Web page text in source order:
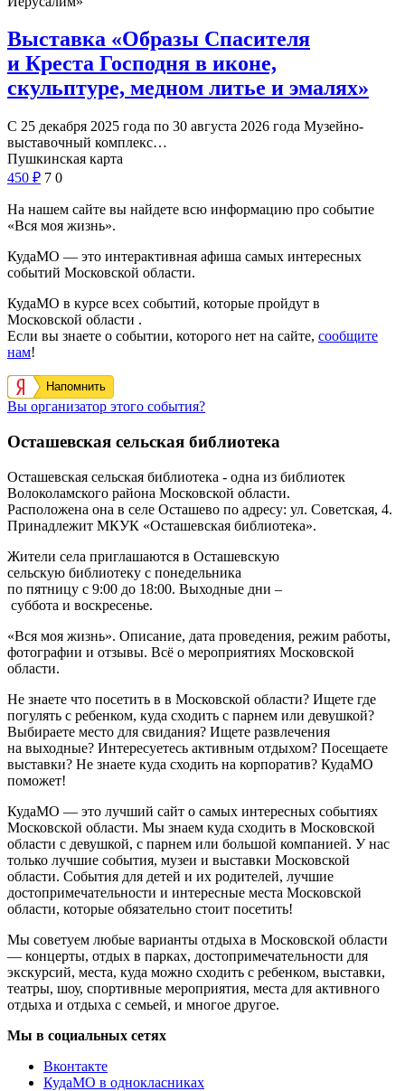
Выставка «Образы Спасителя
и Креста Господня в иконе,
скульптуре, медном литье и эмалях»
С 25 декабря 2025 года по 30 августа 2026 года Музейно-
выставочный комплекс…
Пушкинская карта
450 ₽ 7 0
На нашем сайте вы найдете всю информацию про событие
«Вся моя жизнь».
КудаМО — это интерактивная афиша самых интересных
событий Московской области.
КудаМО в курсе всех событий, которые пройдут в
Московской области .
Если вы знаете о событии, которого нет на сайте, сообщите
нам!
Напомнить
Вы организатор этого события?
Осташевская сельская библиотека
Осташевская сельская библиотека - одна из библиотек
Волоколамского района Московской области.
Расположена она в селе Осташево по адресу: ул. Советская, 4.
Принадлежит МКУК «Осташевская библиотека».
Жители села приглашаются в Осташевскую
сельскую библиотеку с понедельника
по пятницу с 9:00 до 18:00. Выходные дни –
суббота и воскресенье.
«Вся моя жизнь». Описание, дата проведения, режим работы,
фотографии и отзывы. Всё о мероприятиях Московской
области.
Не знаете что посетить в в Московской области? Ищете где
погулять с ребенком, куда сходить с парнем или девушкой?
Выбираете место для свидания? Ищете развлечения
на выходные? Интересуетесь активным отдыхом? Посещаете
выставки? Не знаете куда сходить на корпоратив? КудаМО
поможет!
КудаМО — это лучший сайт о самых интересных событиях
Московской области. Мы знаем куда сходить в Московской
области с девушкой, с парнем или большой компанией. У нас
только лучшие события, музеи и выставки Московской
области. События для детей и их родителей, лучшие
достопримечательности и интересные места Московской
области, которые обязательно стоит посетить!
Мы советуем любые варианты отдыха в Московской области
— концерты, отдых в парках, достопримечательности для
экскурсий, места, куда можно сходить с ребенком, выставки,
театры, шоу, спортивные мероприятия, места для активного
отдыха и отдыха с семьей, и многое другое.
Мы в социальных сетях
Вконтакте
КудаМО в однокласниках